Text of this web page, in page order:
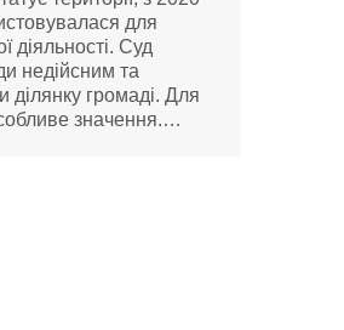
для
діяльності. Суд
недійсним та
ділянку громаді. Для
значення.…